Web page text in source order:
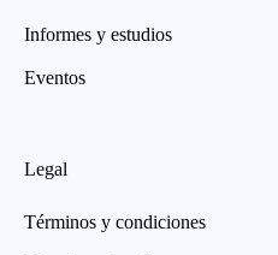
Informes y estudios
Eventos
Legal
Términos y condiciones